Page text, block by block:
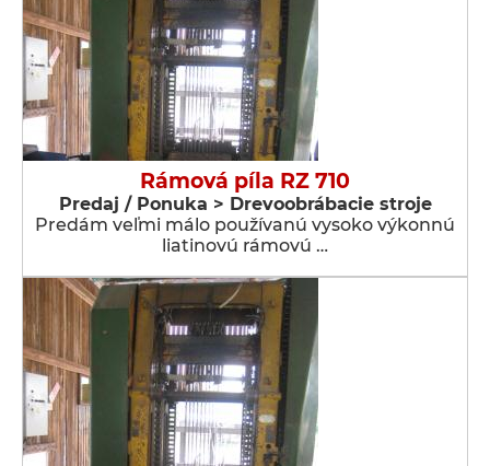
Rámová píla RZ 710
Predaj / Ponuka > Drevoobrábacie stroje
Predám veľmi málo používanú vysoko výkonnú
liatinovú rámovú …